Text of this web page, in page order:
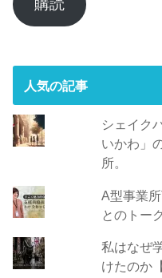
ド
購読
人気の記事
シェイク
いかわ」
所。
A型事業
とのトー
私はなぜ
けたのか